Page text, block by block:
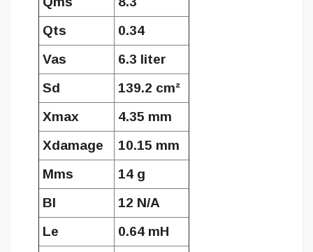
Qts
0.34
Vas
6.3 liter
Sd
139.2 cm²
Xmax
4.35 mm
Xdamage
10.15 mm
Mms
14 g
Bl
12 N/A
Le
0.64 mH